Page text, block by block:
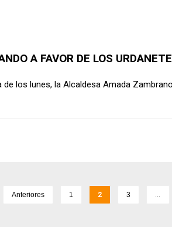
A FAVOR DE LOS
los lunes, la Alcaldesa Amada
Anteriores 1 2 3 …